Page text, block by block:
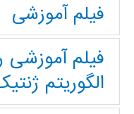
فیلم آموزشی
فیلم آموزشی
الگوریتم